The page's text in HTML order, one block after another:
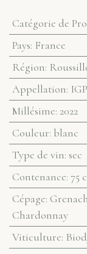
Catégorie de
Pays: France
Région:
Appellation:
Millésime: 2022
Couleur: blanc
Type de vin: sec
Contenance: 75
Cépage:
Chardonnay
Viticulture: